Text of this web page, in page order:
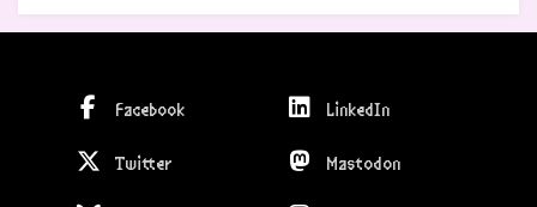
Facebook LinkedIn
Twitter Mastodon